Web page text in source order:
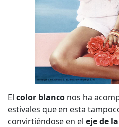
El color blanco nos ha
estivales que en esta
convirtiéndose en el eje de